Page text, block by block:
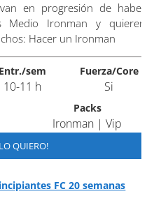
en progresión de haber
Medio Ironman y quieren
Hacer un Ironman
Entr./sem
10-11 h
Fuerza/Core
Si
Packs
Ironman | Vip
QUIERO!
FC 20 semanas